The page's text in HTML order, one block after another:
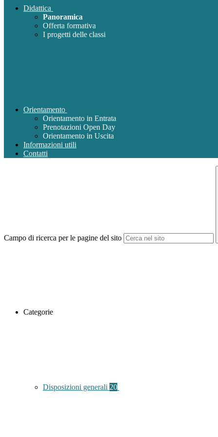
Didattica
Panoramica
Offerta formativa
I progetti delle classi
Orientamento
Orientamento in Entrata
Prenotazioni Open Day
Orientamento in Uscita
Informazioni utili
Contatti
Campo di ricerca per le pagine del sito
Categorie
Disposizioni generali 20